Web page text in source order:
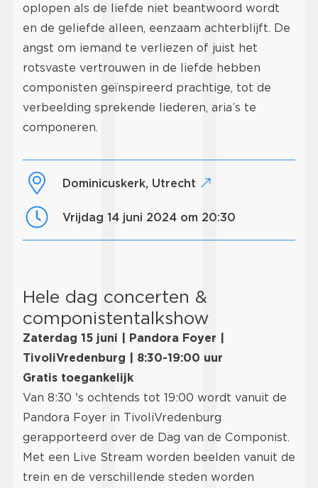
oplopen als de liefde niet beantwoord wordt
en de geliefde alleen, eenzaam achterblijft. De
angst om iemand te verliezen of juist het
rotsvaste vertrouwen in de liefde hebben
componisten geïnspireerd prachtige, tot de
verbeelding sprekende liederen, aria’s te
componeren.
Dominicuskerk, Utrecht
vrijdag 14 juni 2024 om 20:30
Hele dag concerten &
componistentalkshow
Zaterdag 15 juni | Pandora Foyer |
TivoliVredenburg | 8:30-19:00 uur
Gratis toegankelijk
Van 8:30 's ochtends tot 19:00 wordt vanuit de
Pandora Foyer in TivoliVredenburg
gerapporteerd over de Dag van de Componist.
Met een Live Stream worden beelden vanuit de
trein en de verschillende steden worden